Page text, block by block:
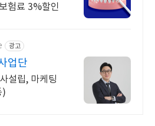
험료 3%할인
광고
업단
설립, 마케팅
)